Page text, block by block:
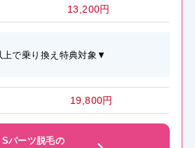
13,200円
で乗り換え特典対象▼
19,800円
Sパーツ脱毛の